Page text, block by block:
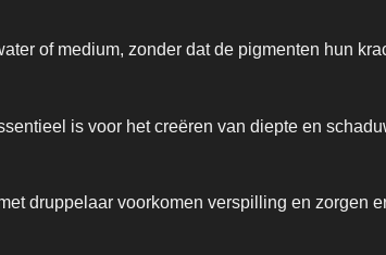
of medium, zonder dat de pigmenten hun
is voor het creëren van diepte en
druppelaar voorkomen verspilling en zorgen